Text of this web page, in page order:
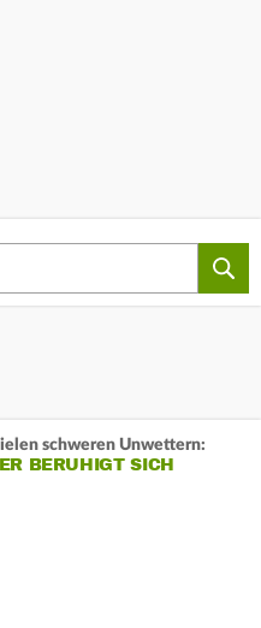
schweren Unwettern:
BERUHIGT SICH